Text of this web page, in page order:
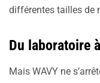
différentes tailles de
Du laboratoire
Mais WAVY ne